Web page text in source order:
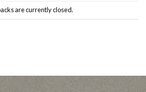
are currently closed.